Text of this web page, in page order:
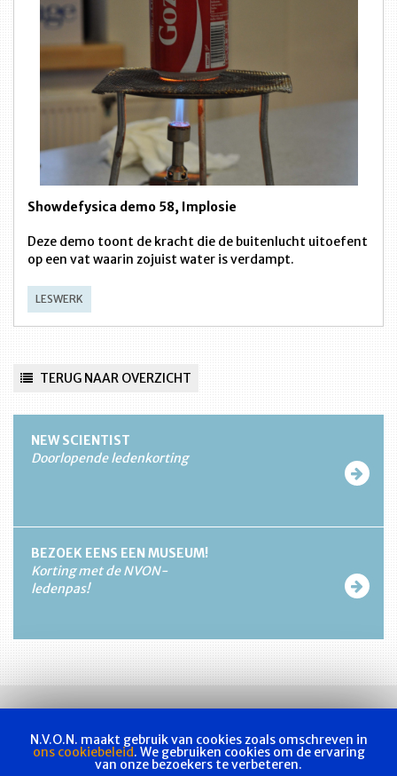
Showdefysica demo 58, Implosie
Deze demo toont de kracht die de buitenlucht uitoefent
op een vat waarin zojuist water is verdampt.
LESWERK
TERUG NAAR OVERZICHT
NEW SCIENTIST
Doorlopende ledenkorting
BEZOEK EENS EEN MUSEUM!
Korting met de NVON-
ledenpas!
Actueel Les & examen Bladen
N.V.O.N. maakt gebruik van cookies zoals omschreven in
ons cookiebeleid. We gebruiken cookies om de ervaring
van onze bezoekers te verbeteren.